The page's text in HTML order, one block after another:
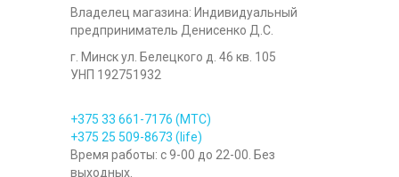
Владелец магазина: Индивидуальный
предприниматель Денисенко Д.С.
г. Минск ул. Белецкого д. 46 кв. 105
УНП 192751932
+375 33 661-7176 (МТС)
+375 25 509-8673 (life)
Время работы: с 9-00 до 22-00. Без
выходных.